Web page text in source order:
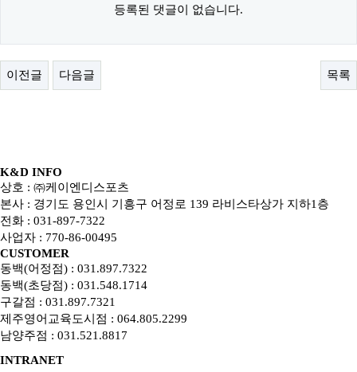
등록된 댓글이 없습니다.
이전글 다음글 목록
K&D INFO
상호 : ㈜케이엔디스포츠
본사 : 경기도 용인시 기흥구 어정로 139 라비스타상가 지하1층
전화 : 031-897-7322
사업자 : 770-86-00495
CUSTOMER
동백(어정점) : 031.897.7322
동백(초당점) : 031.548.1714
구갈점 : 031.897.7321
제주영어교육도시점 : 064.805.2299
남양주점 : 031.521.8817
INTRANET